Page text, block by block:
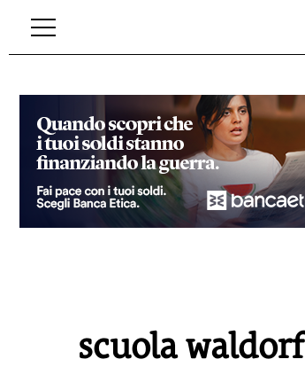
scuola waldorf